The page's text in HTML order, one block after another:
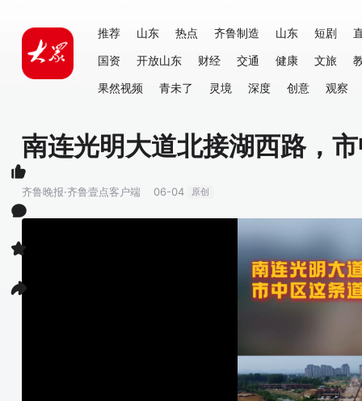
推荐 山东 热点 齐鲁制造 山东 短剧
国资
开放山东 财经 交通 健康 文旅
果然视频
青未了 灵境 深度 创意 观察
南连光明大道北接湖西路，
齐鲁晚报·齐鲁壹点客户端 06-04 原创